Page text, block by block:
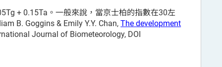
+ 0.15Ta。一般來說，當京士柏的指數在30左
B. Goggins & Emily Y.Y. Chan,The development
Journal of Biometeorology, DOI